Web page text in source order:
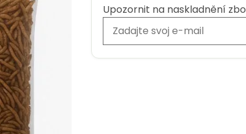
Upozornit na naskladnění